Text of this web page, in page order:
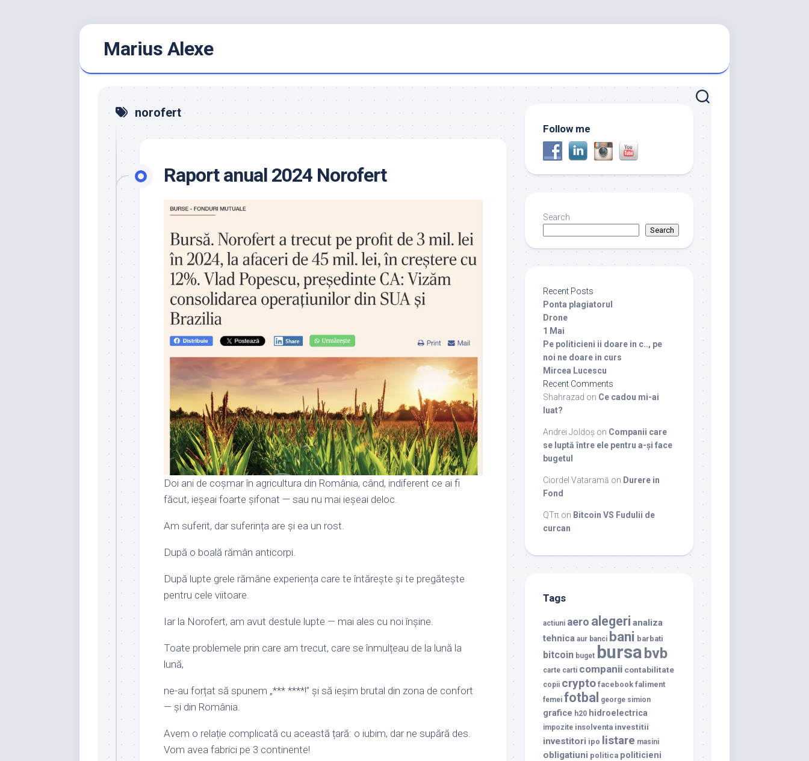
Marius Alexe
norofert
Raport anual 2024 Norofert
Doi ani de coșmar în agricultura din România, când, indiferent ce ai fi
făcut, ieșeai foarte șifonat — sau nu mai ieșeai deloc.
Am suferit, dar suferința are și ea un rost.
După o boală rămân anticorpi.
După lupte grele rămâne experiența care te întărește și te pregătește
pentru cele viitoare.
Iar la Norofert, am avut destule lupte — mai ales cu noi înșine.
Toate problemele prin care am trecut, care se înmulțeau de la lună la
lună,
ne-au forțat să spunem „*** ****!” și să ieșim brutal din zona de confort
— și din România.
Avem o relație complicată cu această țară: o iubim, dar ne supără des.
Vom avea fabrici pe 3 continente!
Follow me
Search
Search
Recent Posts
Ponta plagiatorul
Drone
1 Mai
Pe politicieni ii doare in c.., pe
noi ne doare in curs
Mircea Lucescu
Recent Comments
Shahrazad on Ce cadou mi-ai
luat?
Andrei Joldoș on Companii care
se luptă între ele pentru a-și face
bugetul
Ciordel Vataramă on Durere in
Fond
QTπ on Bitcoin VS Fudulii de
curcan
Tags
actiuni aero alegeri analiza
tehnica aur banci bani barbati
bitcoin buget bursabvb
carte carti companii contabilitate
copii crypto facebook faliment
femei fotbal george simion
grafice h20 hidroelectrica
impozite insolventa investitii
investitori ipo listare masini
obligatiuni politica politicieni